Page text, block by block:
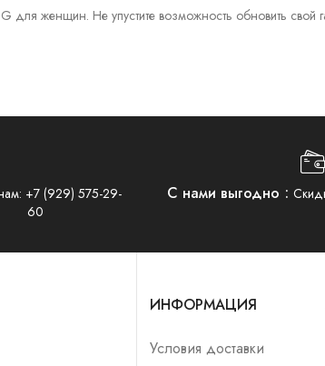
женщин. Не упустите возможность обновить свой
+7 (929) 575-29-
60
С нами выгодно
ИНФОРМАЦИЯ
Условия доставки